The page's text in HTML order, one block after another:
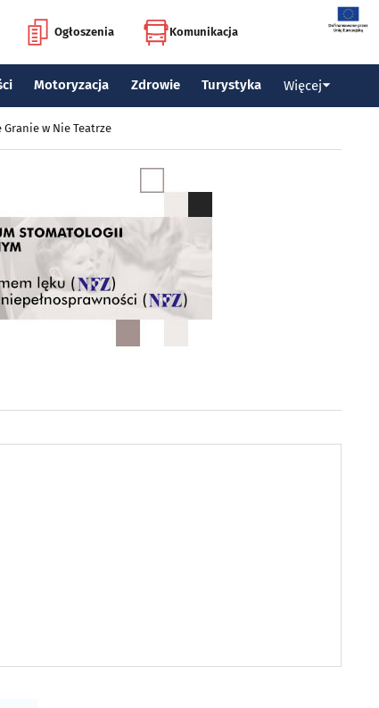
Ogłoszenia Komunikacja
Motoryzacja Zdrowie Turystyka Więcej
Granie w Nie Teatrze